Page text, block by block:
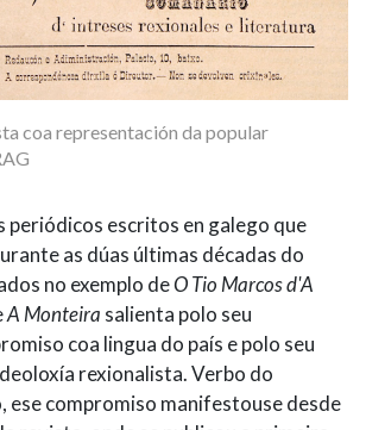
coa representación da popular
periódicos escritos en galego que
as dúas últimas décadas do
no exemplo deO Tio Marcos d'A
A Monteira salienta polo seu
coa lingua do país e polo seu
rexionalista. Verbo do
ese compromiso manifestouse desde